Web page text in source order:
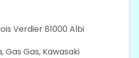
Verdier 81000 Albi
Gas Gas, Kawasaki